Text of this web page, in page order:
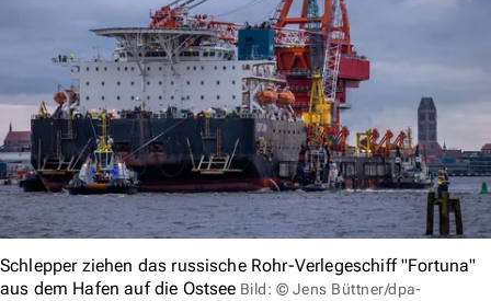
Schlepper ziehen das russische Rohr-Verlegeschiff "Fortuna"
aus dem Hafen auf die Ostsee Bild: © Jens Büttner/dpa-